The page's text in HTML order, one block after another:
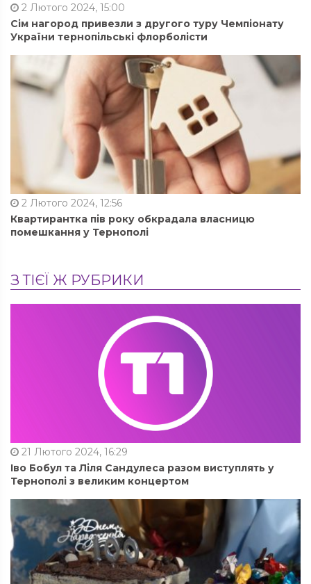
2 Лютого 2024, 15:00
Сім нагород привезли з другого туру Чемпіонату
України тернопільські флорболісти
2 Лютого 2024, 12:56
Квартирантка пів року обкрадала власницю
помешкання у Тернополі
З ТІЄЇ Ж РУБРИКИ
21 Лютого 2024, 16:29
Іво Бобул та Ліля Сандулеса разом виступлять у
Тернополі з великим концертом